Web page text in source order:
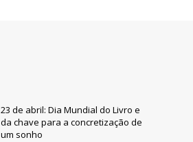
23 de abril: Dia Mundial do Livro e
da chave para a concretização de
um sonho